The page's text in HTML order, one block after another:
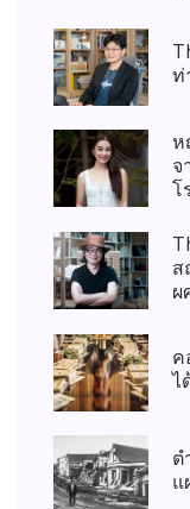
ท่
ห
จ
โ
ส
ผ
ค
ไ
ต
แ